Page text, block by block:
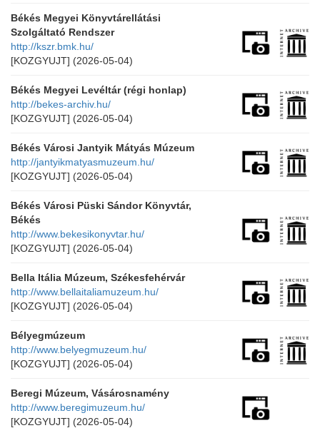
Békés Megyei Könyvtárellátási
Szolgáltató Rendszer
http://kszr.bmk.hu/
[KOZGYUJT] (2026-05-04)
Békés Megyei Levéltár (régi honlap)
http://bekes-archiv.hu/
[KOZGYUJT] (2026-05-04)
Békés Városi Jantyik Mátyás Múzeum
http://jantyikmatyasmuzeum.hu/
[KOZGYUJT] (2026-05-04)
Békés Városi Püski Sándor Könyvtár,
Békés
http://www.bekesikonyvtar.hu/
[KOZGYUJT] (2026-05-04)
Bella Itália Múzeum, Székesfehérvár
http://www.bellaitaliamuzeum.hu/
[KOZGYUJT] (2026-05-04)
Bélyegmúzeum
http://www.belyegmuzeum.hu/
[KOZGYUJT] (2026-05-04)
Beregi Múzeum, Vásárosnamény
http://www.beregimuzeum.hu/
[KOZGYUJT] (2026-05-04)